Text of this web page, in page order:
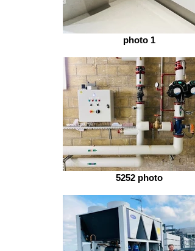
photo 1
5252 photo